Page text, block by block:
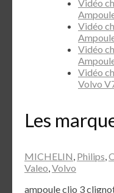
Vidéo
Vidéo
Vidéo
Vidéo
Volvo
Les
MICHELIN, Philips,
Valeo,Volvo
ampoule clio 3